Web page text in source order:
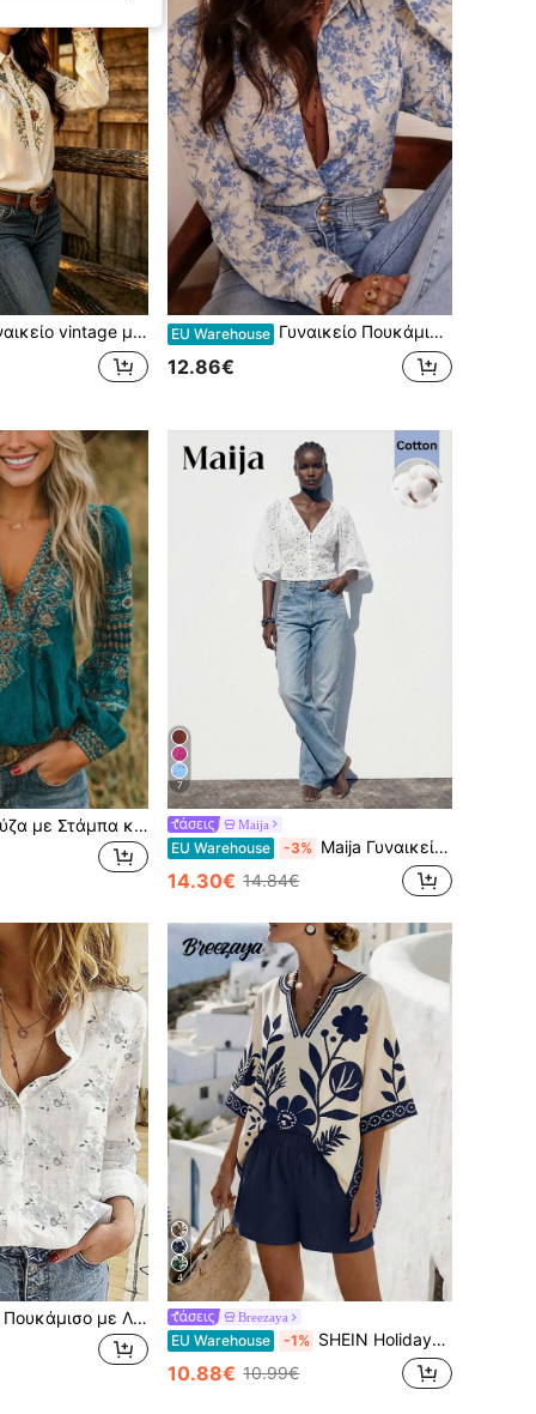
με στάμπα, από ύφασμα με ψεύτικη κέντημα, casual μοντέρνο τοπ για διακοπές, λευκό EU Warehouse Γυναικείο Πουκάμισο με Μακρυμάνικο και Φλοράλ Στάμπα, σε Στυλ Διακοπών, σε Λευκό Χρώμα, Άνοιξη/Φθινόπωρο
12.86€
Νέα Άφιξη Μπλούζα με Στάμπα και V-Neck σε Μποέμ Στυλ, Άνετη και Καθημερινή, Κατάλληλη για Άνοιξη, Καλοκαίρι, Φθινοπωρινές Διακοπές & Ταξίδια
7
Maija
EU Warehouse -3% Maija Γυναικεία λευκή μπλούζα για διακοπές στην παραλία με V λαιμόκοψη και κουμπιά μπροστά, κεντημένο ύφασμα με μανίκια και φανάρι σε στενή γραμμή, χαβανέζικο στυλ, για γυναίκες, ημέρα του Αγίου Πατρικίου, Πάσχα, καλοκαίρι, Γυναικεία μπλούζα για πάρτι, παραλία, καλοκαιρινές διακοπές, διακοπές στην παραλία, καλοκαιρινές εξόδους, αποφοίτηση, casual μπλούζες για γυναίκες
14.30€ 14.84€
Γυναικείο Κομψό Πουκάμισο με Λουλουδάτα Στάμπα και Κουμπιά στο Πέτο, Casual Chic Μπλούζα, Μοντέρνο Γυναικείο Πουκάμισο με Μακρυμάνικο για Άνοιξη & Φθινόπωρο, Λευκό
4
Breezaya
EU Warehouse -1% SHEIN Holidaya Γυναικείο σετ 2 τεμαχίων καλοκαίρι φθινόπωρο άνοιξη 2026 νέα μόδα για καθημερινή μετακίνηση, πολυμορφικό casual, διακοπές, παραλία, ραντεβού, με κοντό μανίκι και σορτς, ψηφιακή εκτύπωση
10.88€ 10.99€